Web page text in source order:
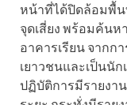
หน้าที่ได้ปิดล้อมพื้น
จุดเสี่ยง พร้อมค้น
อาคารเรียน จากก
เยาวชนและเป็นนัก
ปฏิบัติการมีรายงา